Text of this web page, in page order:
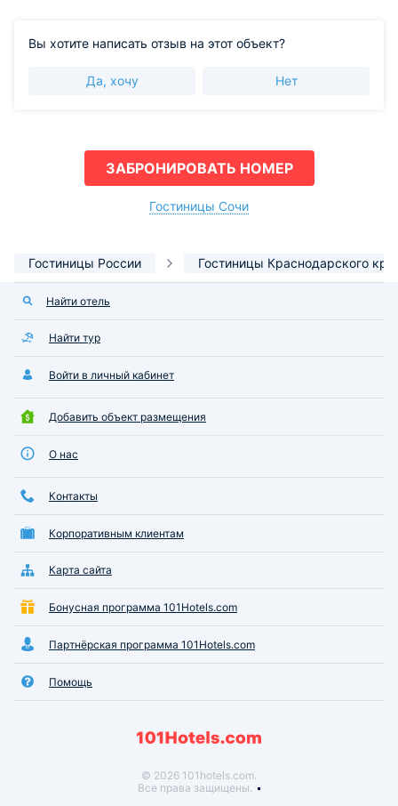
Вы хотите написать отзыв на этот объект?
Да, хочу Нет
ЗАБРОНИРОВАТЬ НОМЕР
Гостиницы Сочи
Гостиницы России Гостиницы Краснодарского
Найти отель
Найти тур
Войти в личный кабинет
Добавить объект размещения
О нас
Контакты
Корпоративным клиентам
Карта сайта
Бонусная программа 101Hotels.com
Партнёрская программа 101Hotels.com
Помощь
© 2026 101hotels.com.
Все права защищены.